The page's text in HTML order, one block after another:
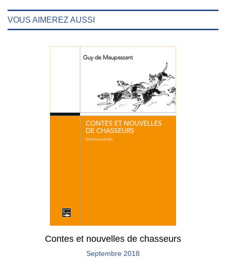
VOUS AIMEREZ AUSSI
Contes et nouvelles de chasseurs
Septembre 2018